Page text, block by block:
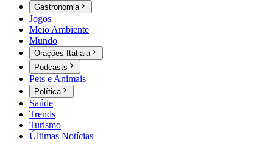
Gastronomia
Jogos
Meio Ambiente
Mundo
Orações Itatiaia
Podcasts
Pets e Animais
Política
Saúde
Trends
Turismo
Últimas Notícias